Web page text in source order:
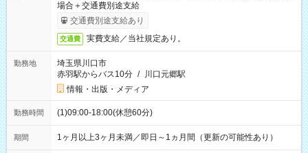
場合＋交通費別途支給
交通費別途支給あり
交通費 実費支給／当社規定あり。
勤務地
埼玉県川口市
赤羽駅からバス10分 / 川口元郷駅
情報・出版・メディア
勤務時間 (1)09:00-18:00(休憩60分)
期間 1ヶ月以上3ヶ月未満／即日～1ヵ月間（更新の可能性あり）